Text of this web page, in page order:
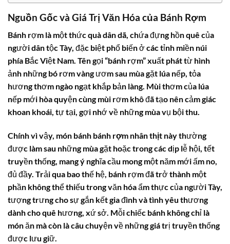
Nguồn Gốc và Giá Trị Văn Hóa của Bánh Rợm
Bánh rợm là một thức quà dân dã, chứa đựng hồn quê của
người dân tộc Tày, đặc biệt phổ biến ở các tỉnh miền núi
phía Bắc Việt Nam. Tên gọi “bánh rợm” xuất phát từ hình
ảnh những bó rơm vàng ươm sau mùa gặt lúa nếp, tỏa
hương thơm ngào ngạt khắp bản làng. Mùi thơm của lúa
nếp mới hòa quyện cùng mùi rơm khô đã tạo nên cảm giác
khoan khoái, tự tại, gợi nhớ về những mùa vụ bội thu.
Chính vì vậy, món bánh bánh rợm nhân thịt này thường
được làm sau những mùa gặt hoặc trong các dịp lễ hội, tết
truyền thống, mang ý nghĩa cầu mong một năm mới ấm no,
đủ đầy. Trải qua bao thế hệ, bánh rợm đã trở thành một
phần không thể thiếu trong văn hóa ẩm thực của người Tày,
tượng trưng cho sự gắn kết gia đình và tình yêu thương
dành cho quê hương, xứ sở. Mỗi chiếc bánh không chỉ là
món ăn mà còn là câu chuyện về những giá trị truyền thống
được lưu giữ.